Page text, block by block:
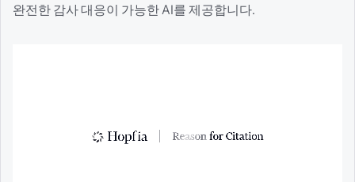
완전한 감사 대응이 가능한 AI를 제공합니다.